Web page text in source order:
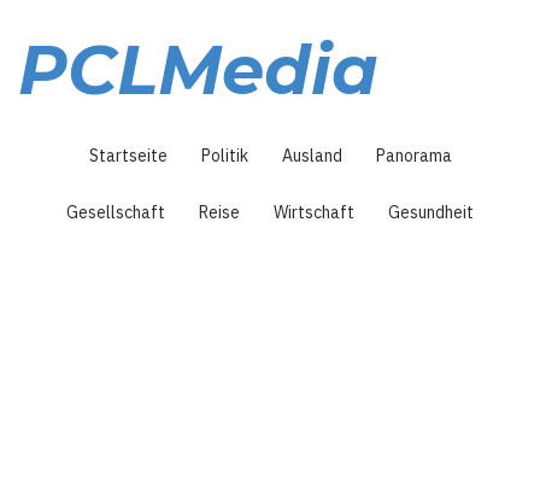
Inhalt
PCLMedia
Startseite Politik Ausland Panorama
Gesellschaft Reise Wirtschaft Gesundheit